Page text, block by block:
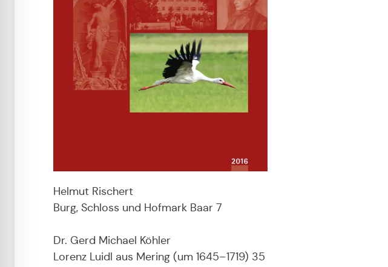
Helmut Rischert
Burg, Schloss und Hofmark Baar 7
Dr. Gerd Michael Köhler
Lorenz Luidl aus Mering (um 1645–1719) 35